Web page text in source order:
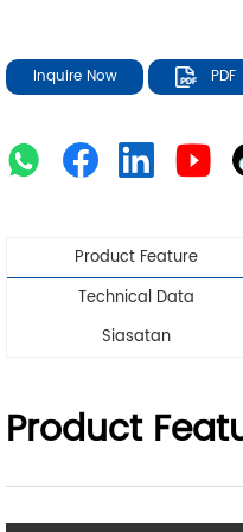
Inquire Now PDF
Product Feature
Technical Data
Siasatan
Product